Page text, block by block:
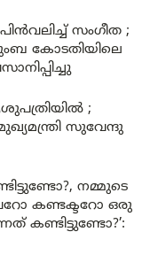
സംഗീത ;
കോടതിയിലെ
;
സുവേന്ദു
നമ്മുടെ
കണ്ടക്ടറോ ഒരു
കണ്ടിട്ടുണ്ടോ?’: